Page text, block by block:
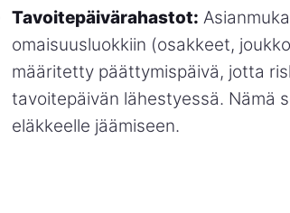
Tavoitepäivärahastot:
omaisuusluokkiin (osakkeet,
määritetty päättymispäivä, jotta
tavoitepäivän lähestyessä. Nämä
eläkkeelle jäämiseen.